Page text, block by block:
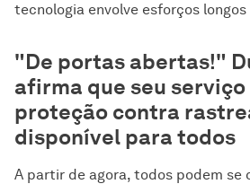
tecnologia envolve esforços longos
"De portas abertas!"
afirma que seu
proteção contra
disponível para todos
A partir de agora, todos podem se